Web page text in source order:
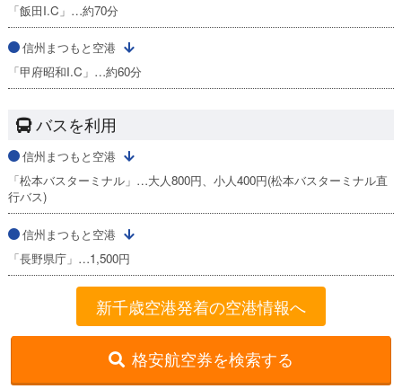
「飯田I.C」…約70分
信州まつもと空港
「甲府昭和I.C」…約60分
バスを利用
信州まつもと空港
「松本バスターミナル」…大人800円、小人400円(松本バスターミナル直
行バス)
信州まつもと空港
「長野県庁」…1,500円
新千歳空港発着の空港情報へ
格安航空券を検索する